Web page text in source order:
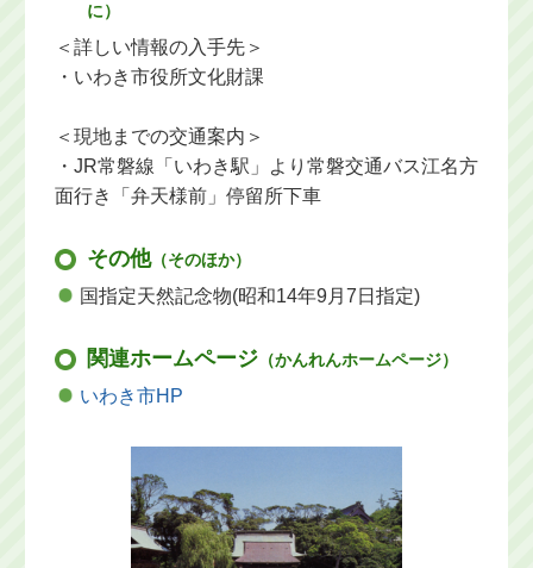
に）
＜詳しい情報の入手先＞
・いわき市役所文化財課
＜現地までの交通案内＞
・JR常磐線「いわき駅」より常磐交通バス江名方
面行き「弁天様前」停留所下車
その他（そのほか）
国指定天然記念物(昭和14年9月7日指定)
関連ホームページ（かんれんホームページ）
いわき市HP